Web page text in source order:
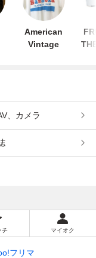
American
Vintage
、カメラ
チ マイオク
フリマ